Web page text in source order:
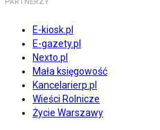
E-kiosk.pl
E-gazety.pl
Nexto.pl
Mała księgowość
Kancelarierp.pl
Wieści Rolnicze
Życie Warszawy